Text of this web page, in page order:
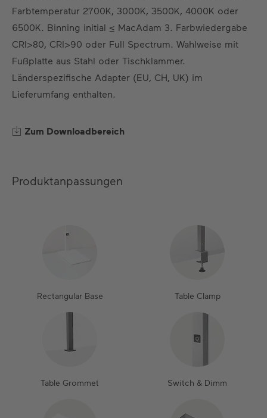
DE EN ES FR
Farbtemperatur 2700K, 3000K, 3500K, 4000K oder
6500K. Binning initial ≤ MacAdam 3. Farbwiedergabe
CRI>80, CRI>90 oder Full Spectrum. Wahlweise mit
Fußplatte aus Stahl oder Tischklammer.
Länderspezifische Adapter (EU, CH, UK) im
Lieferumfang enthalten.
Zum Downloadbereich
Produktanpassungen
Rectangular Base Table Clamp
Table Grommet Switch & Dimm